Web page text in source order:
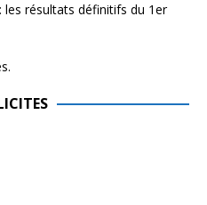
les résultats définitifs du 1er